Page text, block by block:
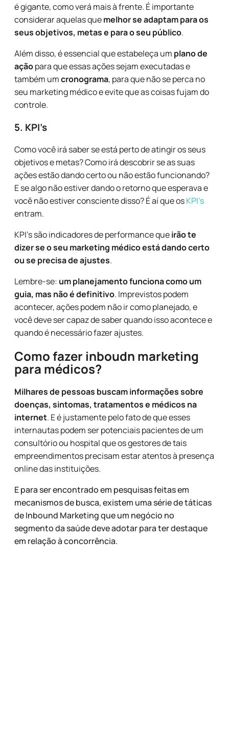
é gigante, como verá mais à frente. É importante
considerar aquelas quemelhor se adaptam para os
seus objetivos, metas e para o seu público.
Além disso, é essencial que estabeleça um plano de
açãopara que essas ações sejam executadas e
também umcronograma, para que não se perca no
seu marketing médico e evite que as coisas fujam do
controle.
5. KPI’s
Como você irá saber se está perto de atingir os seus
objetivos e metas? Como irá descobrir se as suas
ações estão dando certo ou não estão funcionando?
E se algo não estiver dando o retorno que esperava e
você não estiver consciente disso? É aí que osKPI’s
entram.
KPI’s são indicadores de performance queirão te
dizer se o seu marketing médico está dando certo
ou se precisa de ajustes.
Lembre-se: um planejamento funciona como um
guia, mas não é definitivo. Imprevistos podem
acontecer, ações podem não ir como planejado, e
você deve ser capaz de saber quando isso acontece e
quando é necessário fazer ajustes.
Como fazer inboudn marketing
para médicos?
Milhares de pessoas buscam informações sobre
doenças, sintomas, tratamentos e médicos na
internet. E é justamente pelo fato de que esses
internautas podem ser potenciais pacientes de um
consultório ou hospital que os gestores de tais
empreendimentos precisam estar atentos à presença
online das instituições.
E para ser encontrado em pesquisas feitas em
mecanismos de busca, existem uma série de táticas
de Inbound Marketing que um negócio no
segmento da saúde deve adotar para ter destaque
em relação à concorrência.